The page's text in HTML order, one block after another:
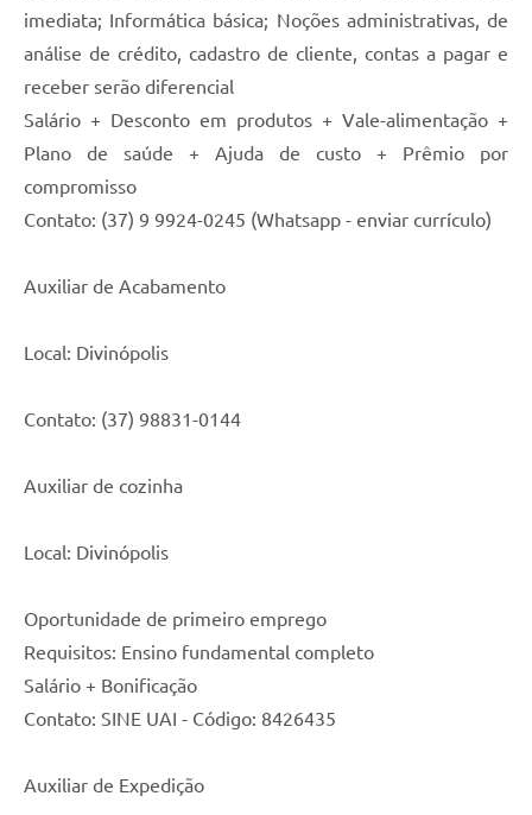
imediata; Informática básica; Noções administrativas, de
análise de crédito, cadastro de cliente, contas a pagar e
receber serão diferencial
Salário + Desconto em produtos + Vale-alimentação +
Plano de saúde + Ajuda de custo + Prêmio por
compromisso
Contato: (37) 9 9924-0245 (Whatsapp - enviar currículo)
Auxiliar de Acabamento
Local: Divinópolis
Contato: (37) 98831-0144
Auxiliar de cozinha
Local: Divinópolis
Oportunidade de primeiro emprego
Requisitos: Ensino fundamental completo
Salário + Bonificação
Contato: SINE UAI - Código: 8426435
Auxiliar de Expedição